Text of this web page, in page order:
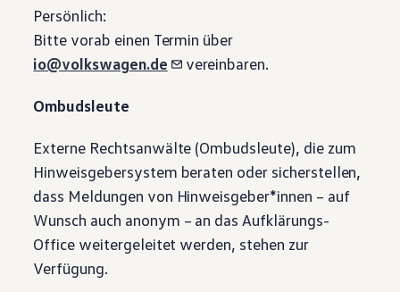
Persönlich:
Bitte vorab einen Termin über
io@volkswagen.de
vereinbaren.
Ombudsleute
Externe Rechtsanwälte (Ombudsleute), die zum
Hinweisgebersystem beraten oder sicherstellen,
dass Meldungen von Hinweisgeber*innen – auf
Wunsch auch anonym – an das Aufklärungs-
Office weitergeleitet werden, stehen zur
Verfügung.